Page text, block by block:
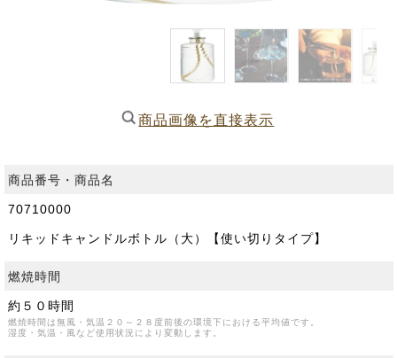
商品画像を直接表示
商品番号・商品名
70710000
リキッドキャンドルボトル（大）【使い切りタイプ】
燃焼時間
約５０時間
燃焼時間は無風・気温２０～２８度前後の環境下における平均値です。
湿度・気温・風など使用状況により変動します。